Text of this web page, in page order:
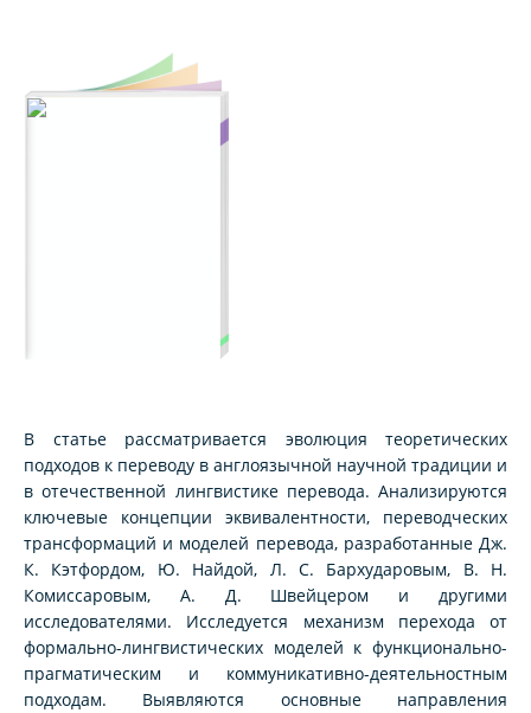
В статье рассматривается эволюция теоретических
подходов к переводу в англоязычной научной традиции и
в отечественной лингвистике перевода. Анализируются
ключевые концепции эквивалентности, переводческих
трансформаций и моделей перевода, разработанные Дж.
К. Кэтфордом, Ю. Найдой, Л. С. Бархударовым, В. Н.
Комиссаровым, А. Д. Швейцером и другими
исследователями. Исследуется механизм перехода от
формально-лингвистических моделей к функционально-
прагматическим и коммуникативно-деятельностным
подходам. Выявляются основные направления